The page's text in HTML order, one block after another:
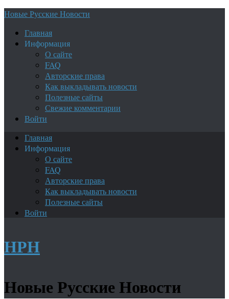
Новые Русские Новости
Главная
Информация
О сайте
FAQ
Авторские права
Как выкладывать новости
Полезные сайты
Свежие комментарии
Войти
Главная
Информация
О сайте
FAQ
Авторские права
Как выкладывать новости
Полезные сайты
Войти
НРН
Новые Русские Новости